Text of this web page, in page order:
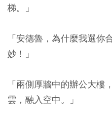
梯。」
「安德魯，為什麼我選你
妙！」
「兩側厚牆中的辦公大樓
雲，融入空中。」